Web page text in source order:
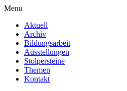
Menu
Aktuell
Archiv
Bildungsarbeit
Ausstellungen
Stolpersteine
Themen
Kontakt